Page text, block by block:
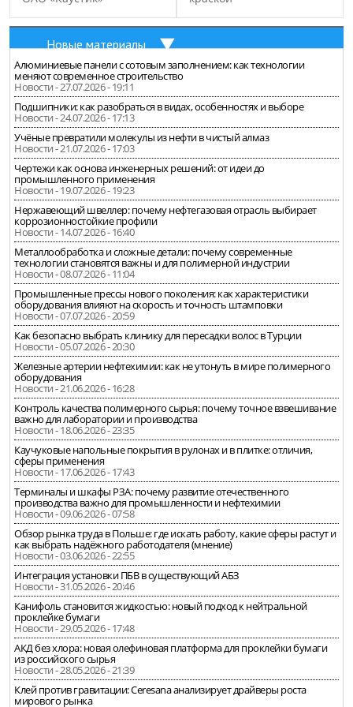
Новые материалы
Алюминиевые панели с сотовым заполнением: как технологии
меняют современное строительство
Новости - 27.07.2026 - 19:11
Подшипники: как разобраться в видах, особенностях и выборе
Новости - 24.07.2026 - 17:13
Учёные превратили молекулы из нефти в чистый алмаз
Новости - 21.07.2026 - 17:03
Чертежи как основа инженерных решений: от идеи до
промышленного применения
Новости - 19.07.2026 - 19:23
Нержавеющий швеллер: почему нефтегазовая отрасль выбирает
коррозионностойкие профили
Новости - 14.07.2026 - 16:40
Металлообработка и сложные детали: почему современные
технологии становятся важны и для полимерной индустрии
Новости - 08.07.2026 - 11:04
Промышленные прессы нового поколения: как характеристики
оборудования влияют на скорость и точность штамповки
Новости - 07.07.2026 - 20:59
Как безопасно выбрать клинику для пересадки волос в Турции
Новости - 05.07.2026 - 20:30
Железные артерии нефтехимии: как не утонуть в мире полимерного
оборудования
Новости - 21.06.2026 - 16:28
Контроль качества полимерного сырья: почему точное взвешивание
важно для лаборатории и производства
Новости - 18.06.2026 - 23:35
Каучуковые напольные покрытия в рулонах и в плитке: отличия,
сферы применения
Новости - 17.06.2026 - 17:43
Терминалы и шкафы РЗА: почему развитие отечественного
производства важно для промышленности и нефтехимии
Новости - 09.06.2026 - 07:58
Обзор рынка труда в Польше: где искать работу, какие сферы растут и
как выбрать надёжного работодателя (мнение)
Новости - 03.06.2026 - 22:55
Интеграция установки ПБВ в существующий АБЗ
Новости - 31.05.2026 - 20:46
Канифоль становится жидкостью: новый подход к нейтральной
проклейке бумаги
Новости - 29.05.2026 - 17:48
АКД без хлора: новая олефиновая платформа для проклейки бумаги
из российского сырья
Новости - 28.05.2026 - 21:39
Клей против гравитации: Ceresana анализирует драйверы роста
мирового рынка